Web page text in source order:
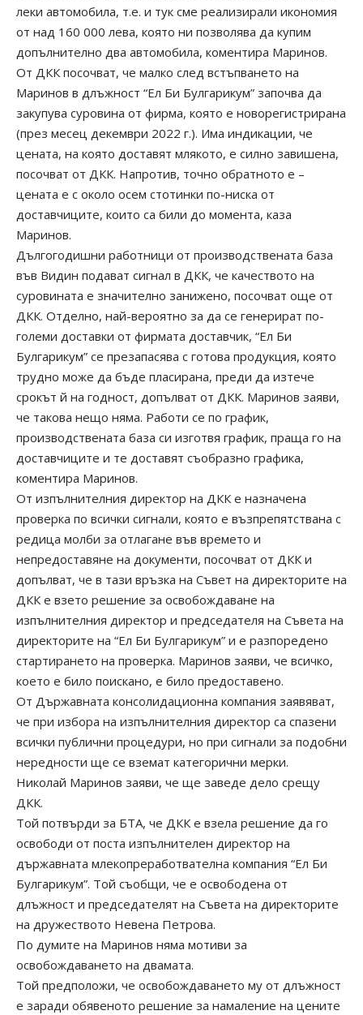
леки автомобила, т.е. и тук сме реализирали икономия
от над 160 000 лева, която ни позволява да купим
допълнително два автомобила, коментира Маринов.
От ДКК посочват, че малко след встъпването на
Маринов в длъжност “Ел Би Булгарикум” започва да
закупува суровина от фирма, която е новорегистрирана
(през месец декември 2022 г.). Има индикации, че
цената, на която доставят млякото, е силно завишена,
посочват от ДКК. Напротив, точно обратното е –
цената е с около осем стотинки по-ниска от
доставчиците, които са били до момента, каза
Маринов.
Дългогодишни работници от производствената база
във Видин подават сигнал в ДКК, че качеството на
суровината е значително занижено, посочват още от
ДКК. Отделно, най-вероятно за да се генерират по-
големи доставки от фирмата доставчик, “Ел Би
Булгарикум” се презапасява с готова продукция, която
трудно може да бъде пласирана, преди да изтече
срокът й на годност, допълват от ДКК. Маринов заяви,
че такова нещо няма. Работи се по график,
производствената база си изготвя график, праща го на
доставчиците и те доставят съобразно графика,
коментира Маринов.
От изпълнителния директор на ДКК е назначена
проверка по всички сигнали, която е възпрепятствана с
редица молби за отлагане във времето и
непредоставяне на документи, посочват от ДКК и
допълват, че в тази връзка на Съвет на директорите на
ДКК е взето решение за освобождаване на
изпълнителния директор и председателя на Съвета на
директорите на “Ел Би Булгарикум” и е разпоредено
стартирането на проверка. Маринов заяви, че всичко,
което е било поискано, е било предоставено.
От Държавната консолидационна компания заявяват,
че при избора на изпълнителния директор са спазени
всички публични процедури, но при сигнали за подобни
нередности ще се вземат категорични мерки.
Николай Маринов заяви, че ще заведе дело срещу
ДКК.
Той потвърди за БТА, че ДКК е взела решение да го
освободи от поста изпълнителен директор на
държавната млекопреработвателна компания “Ел Би
Булгарикум”. Той съобщи, че е освободена от
длъжност и председателят на Съвета на директорите
на дружеството Невена Петрова.
По думите на Маринов няма мотиви за
освобождаването на двамата.
Той предположи, че освобождаването му от длъжност
е заради обявеното решение за намаление на цените